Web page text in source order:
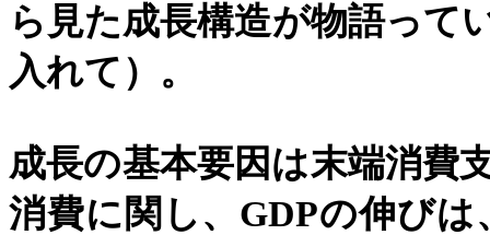
ら見た成長構造が物語って
入れて）。
成長の基本要因は末端消費
消費に関し、 GDPの伸びは